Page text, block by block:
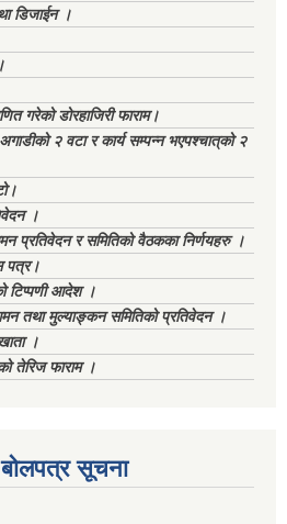
डिजाईन ।
गरेको डोरहाजिरी फाराम।
२ वटा र कार्य सम्पन्न भएपश्चात्‌को २
।
प्रतिवेदन र समितिको वैठकका निर्णयहरु ।
पत्र।
टिप्पणी आदेश ।
तथा मुल्याङ्कन समितिको प्रतिवेदन ।
।
तेरिज फाराम ।
सूचना